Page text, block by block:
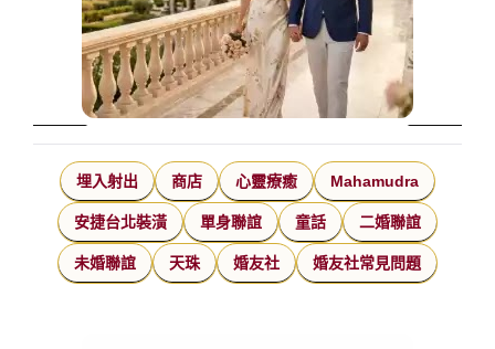
埋入射出 商店 心靈療癒 Mahamudra
安捷台北裝潢 單身聯誼 童話 二婚聯誼
未婚聯誼 天珠 婚友社 婚友社常見問題